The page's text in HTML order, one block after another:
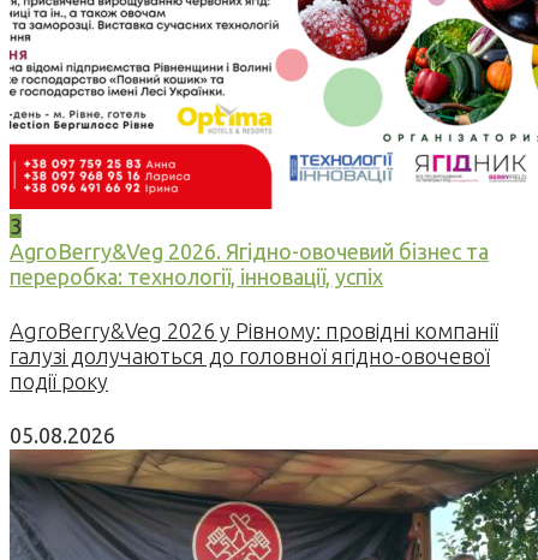
3
AgroBerry&Veg 2026. Ягідно-овочевий бізнес та
переробка: технології, інновації, успіх
AgroBerry&Veg 2026 у Рівному: провідні компанії
галузі долучаються до головної ягідно-овочевої
події року
05.08.2026